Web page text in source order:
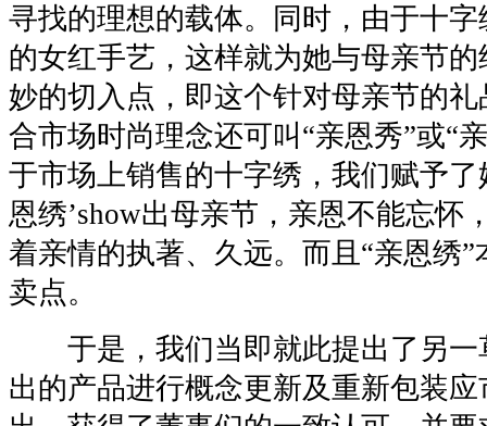
寻找的理想的载体。同时，由于十
的女红手艺，这样就为她与母亲节
妙的切入点，即这个针对母亲节的礼
合市场时尚理念还可叫“亲恩秀”或“
于市场上销售的十字绣，我们赋予了
恩绣’show出母亲节，亲恩不能忘怀
着亲情的执著、久远。而且“亲恩绣
卖点。
于是，我们当即就此提出了另一
出的产品进行概念更新及重新包装